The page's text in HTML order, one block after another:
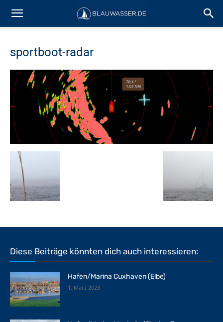
sportboot-radar
Diese Beiträge könnten dich auch interessieren:
Hafen/Marina Cuxhaven (Elbe)
1. März 2023